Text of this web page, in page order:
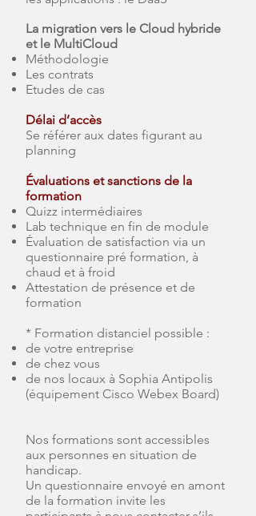
La migration vers le Cloud hybride
et le MultiCloud
Méthodologie
Les contrats
Etudes de cas
Délai d’accès
Se référer aux dates figurant au
planning
Évaluations et sanctions de la
formation
Quizz intermédiaires
Lab technique en fin de module
Évaluation de satisfaction via un
questionnaire pré formation, à
chaud et à froid
Attestation de présence et de
formation
* Formation distanciel possible :
de votre entreprise
de chez vous
de nos locaux à Sophia Antipolis
(équipement Cisco Webex Board)
Nos formations sont accessibles
aux personnes en situation de
handicap.
Un questionnaire envoyé en amont
de la formation invite les